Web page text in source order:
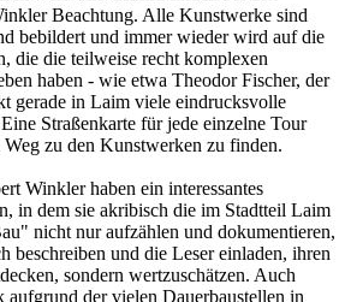
Beachtung. Alle Kunstwerke sind
bebildert und immer wieder wird auf die
die die teilweise recht komplexen
haben - wie etwa Theodor Fischer, der
gerade in Laim viele eindrucksvolle
Straßenkarte für jede einzelne Tour
zu den Kunstwerken zu finden.
Winkler haben ein interessantes
in dem sie akribisch die im Stadtteil Laim
nicht nur aufzählen und dokumentieren,
beschreiben und die Leser einladen, ihren
sondern wertzuschätzen. Auch
der vielen Dauerbaustellen in